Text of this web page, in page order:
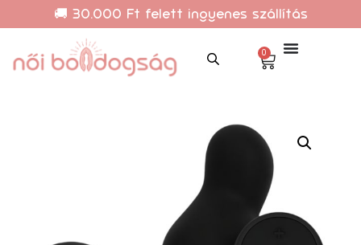
🚚 30.000 Ft felett ingyenes szállítás
0